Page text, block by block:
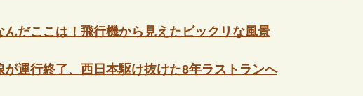
だここは！飛行機から見えたビックリな風景
運行終了、西日本駆け抜けた8年ラストランへ